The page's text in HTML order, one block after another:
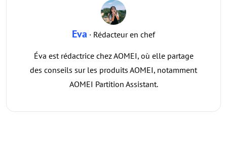
Eva · Rédacteur en chef
Éva est rédactrice chez AOMEI, où elle partage
des conseils sur les produits AOMEI, notamment
AOMEI Partition Assistant.